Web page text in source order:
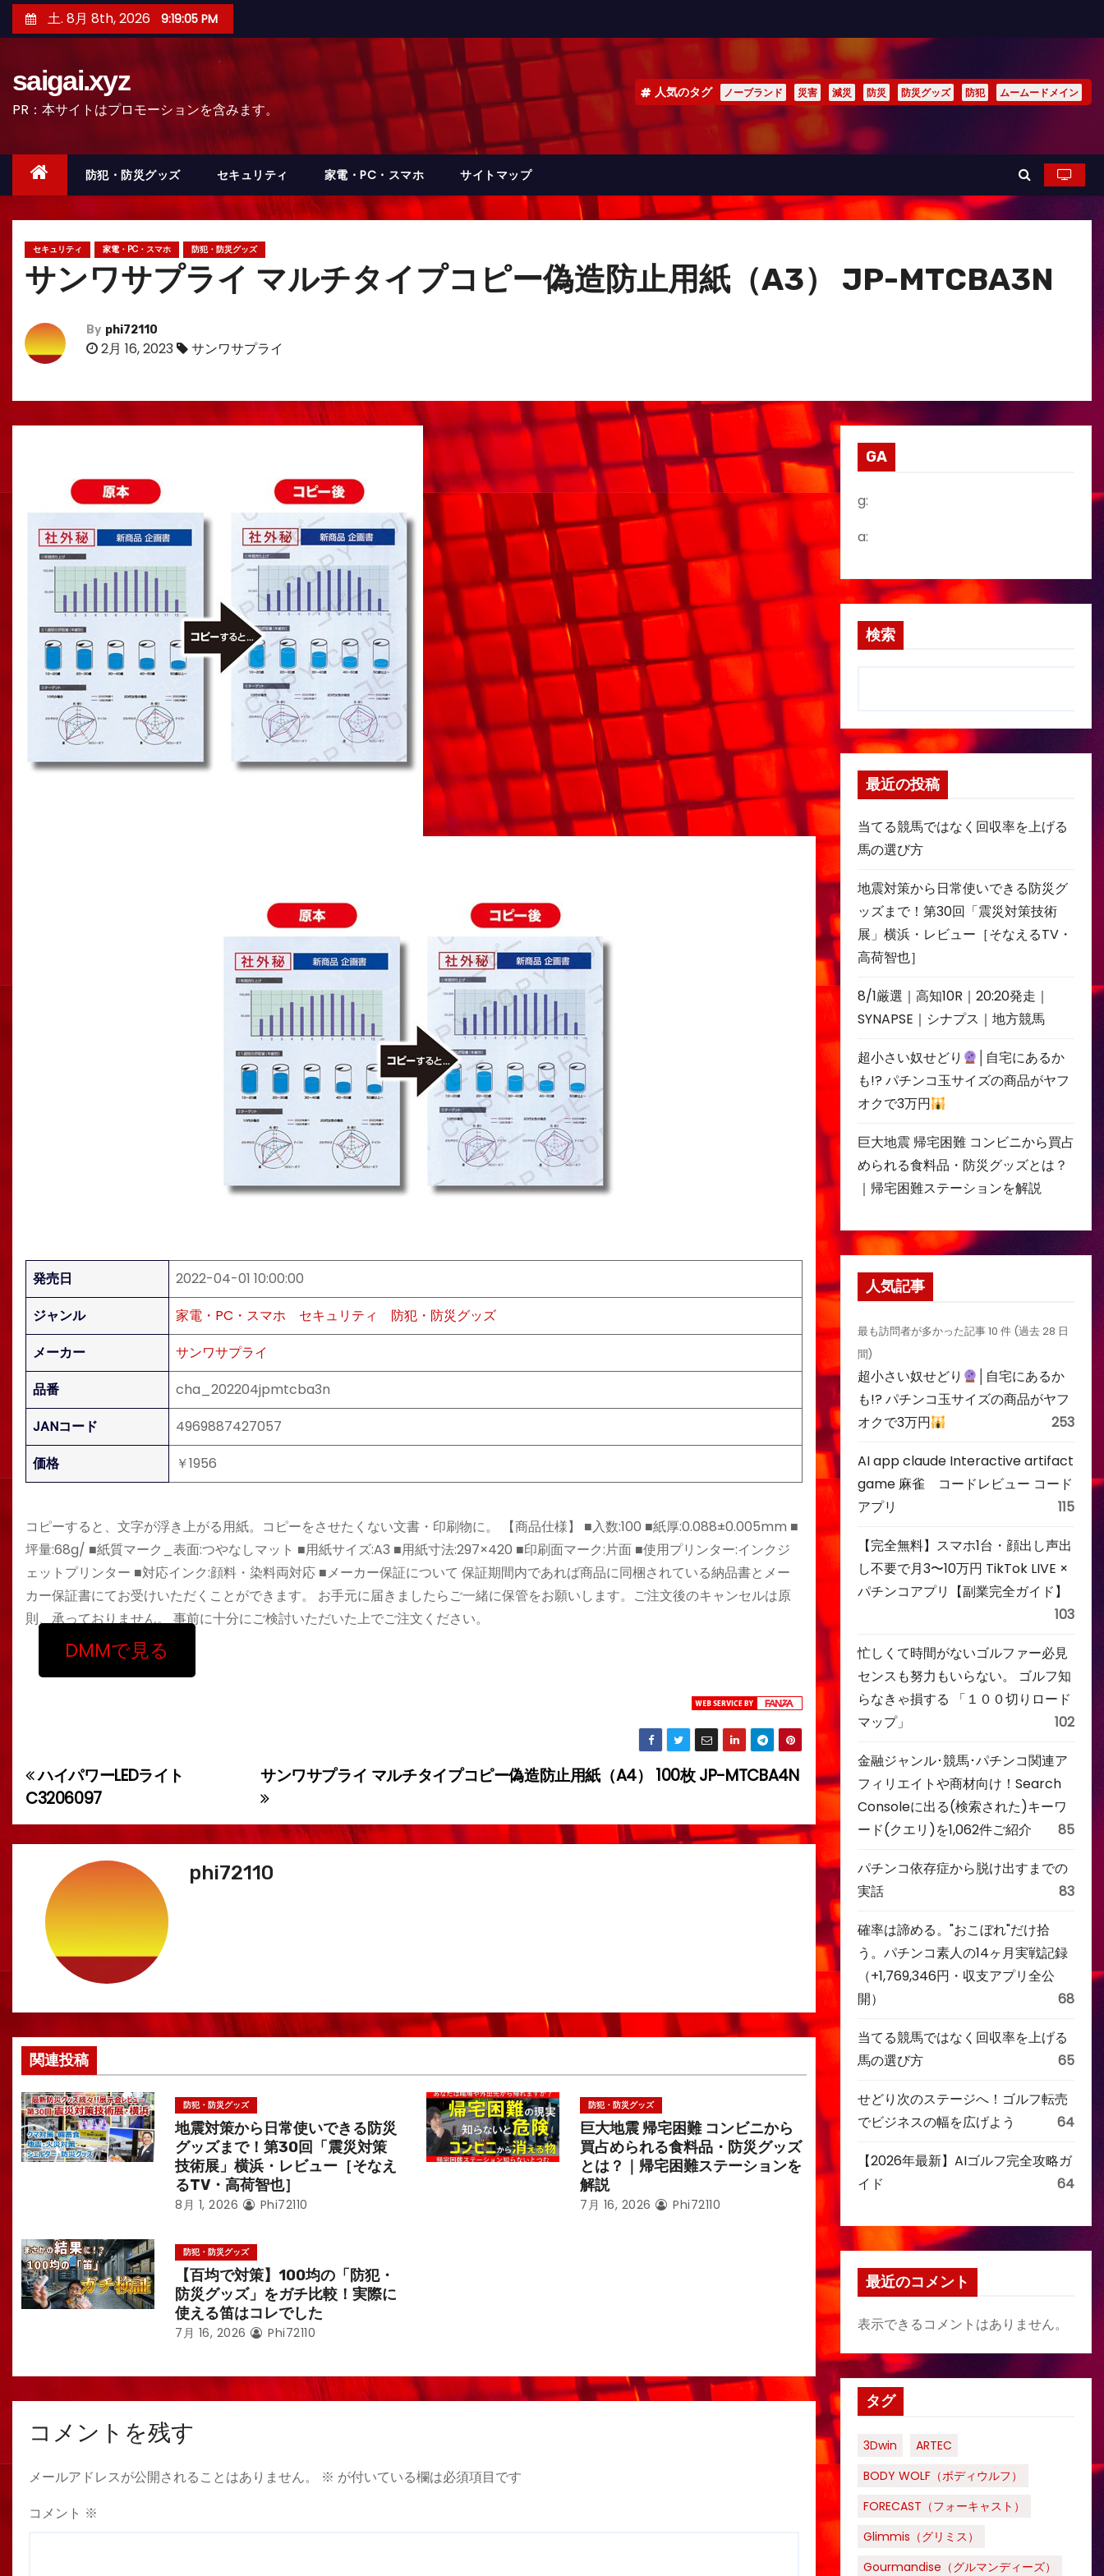
ン
ッ
土. 8月 8th, 2026 9:19:07 PM
saigai.xyz
PR：本サイトはプロモーションを含みます。
人気のタグ ノーブランド 災害 減災 防災 防災グッズ 防犯 ムームードメイン
防犯・防災グッズ セキュリティ 家電・PC・スマホ サイトマップ
セキュリティ 家電・PC・スマホ 防犯・防災グッズ
サンワサプライ マルチタイプコピー偽造防止用紙（A3） JP-MTCBA3N
By phi72110
2月 16, 2023 サンワサプライ
発売日
2022-04-01 10:00:00
ジャンル
家電・PC・スマホ セキュリティ
防犯・防災グッズ
メーカー
サンワサプライ
品番
cha_202204jpmtcba3n
JANコード
4969887427057
価格
￥1956
コピーすると、文字が浮き上がる用紙。コピーをさせたくない文書・印刷物に。 【商品仕様】 ■入数:100 ■紙厚:0.088±0.005mm ■
坪量:68g/ ■紙質マーク_表面:つやなしマット ■用紙サイズ:A3 ■用紙寸法:297×420 ■印刷面マーク:片面 ■使用プリンター:インクジ
ェットプリンター ■対応インク:顔料・染料両対応 ■メーカー保証について 保証期間内であれば商品に同梱されている納品書とメー
カー保証書にてお受けいただくことができます。 お手元に届きましたらご一緒に保管をお願いします。ご注文後のキャンセルは原
則、承っておりません。 事前に十分にご検討いただいた上でご注文ください。
DMMで見る
投
稿
ナ
ゲ
ー
ョ
ン
サンワサプライ マルチタイプコピー偽造防止用紙（A4） 100枚 JP-MTCBA4N
ハイパワーLEDライト
C3206097
phi72110
関連投稿
防犯・防災グッズ
地震対策から日常使いできる防災
グッズまで！第30回「震災対策
技術展」横浜・レビュー［そなえ
るTV・高荷智也］
8月 1, 2026 Phi72110
防犯・防災グッズ
巨大地震 帰宅困難 コンビニから
買占められる食料品・防災グッズ
とは？｜帰宅困難ステーションを
解説
7月 16, 2026 Phi72110
防犯・防災グッズ
【百均で対策】100均の「防犯・
防災グッズ」をガチ比較！実際に
使える笛はコレでした
7月 16, 2026 Phi72110
コメントを残す
メールアドレスが公開されることはありません。 ※ が付いている欄は必須項目です
コメント ※
GA
g:
a:
検索
最近の投稿
当てる競馬ではなく回収率を上げる
馬の選び方
地震対策から日常使いできる防災グ
ッズまで！第30回「震災対策技術
展」横浜・レビュー［そなえるTV・
高荷智也］
8/1厳選｜高知10R｜20:20発走｜
SYNAPSE｜シナプス｜地方競馬
超小さい奴せどり
│自宅にあるか
も!? パチンコ玉サイズの商品がヤフ
オクで3万円
巨大地震 帰宅困難 コンビニから買占
められる食料品・防災グッズとは？
｜帰宅困難ステーションを解説
人気記事
最も訪問者が多かった記事 10 件 (過去 28 日
間)
超小さい奴せどり
│自宅にあるか
も!? パチンコ玉サイズの商品がヤフ
オクで3万円
253
AI app claude Interactive artifact
game 麻雀 コードレビュー コード
アプリ
115
【完全無料】スマホ1台・顔出し声出
し不要で月3〜10万円 TikTok LIVE ×
パチンコアプリ【副業完全ガイド】
103
忙しくて時間がないゴルファー必見
センスも努力もいらない。 ゴルフ知
らなきゃ損する 「１００切りロード
マップ」
102
金融ジャンル･競馬･パチンコ関連ア
フィリエイトや商材向け！Search
Consoleに出る(検索された)キーワ
ード(クエリ)を1,062件ご紹介
85
パチンコ依存症から脱け出すまでの
実話
83
確率は諦める。"おこぼれ"だけ拾
う。パチンコ素人の14ヶ月実戦記録
（+1,769,346円・収支アプリ全公
開）
68
当てる競馬ではなく回収率を上げる
馬の選び方
65
せどり次のステージへ！ゴルフ転売
でビジネスの幅を広げよう
64
【2026年最新】AIゴルフ完全攻略ガ
イド
64
最近のコメント
表示できるコメントはありません。
タグ
3Dwin
ARTEC
BODY WOLF（ボディウルフ）
FORECAST（フォーキャスト）
Glimmis（グリミス）
Gourmandise（グルマンディーズ）